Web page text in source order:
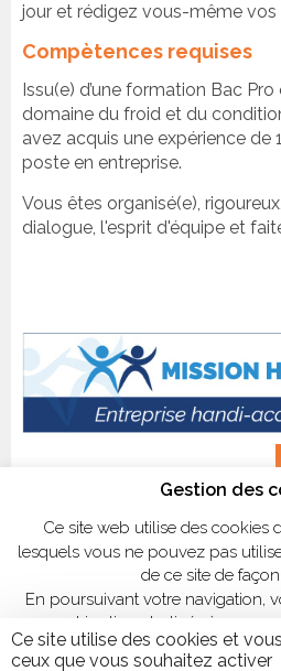
jour et rédigez vous-même vos
Compètences requises
Issu(e) d’une formation Bac
domaine du froid et du
avez acquis une expérience de
poste en entreprise.
Vous êtes organisé(e),
dialogue, l'esprit d'équipe et
Gestion des
Ce site web utilise des cookies
lesquels vous ne pouvez pas
de ce site de
En poursuivant votre navigation,
cookies tiers destinés à nous
statistiques de
Ce site utilise des cookies et
ceux que vous souhaitez activer